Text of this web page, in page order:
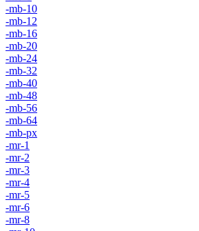
-mb-10
-mb-12
-mb-16
-mb-20
-mb-24
-mb-32
-mb-40
-mb-48
-mb-56
-mb-64
-mb-px
-mr-1
-mr-2
-mr-3
-mr-4
-mr-5
-mr-6
-mr-8